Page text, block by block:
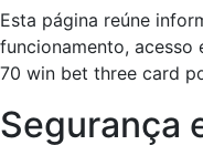
Esta página reúne
funcionamento, acesso
70 win bet three card
Segurança